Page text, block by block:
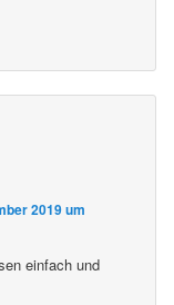
2019 um
einfach und